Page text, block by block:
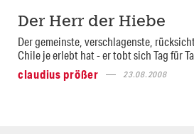
Der Herr der Hiebe
Der gemeinste, verschlagenste,
Chile je erlebt hat - er tobt sich Tag für
claudius prößer
23.08.2008